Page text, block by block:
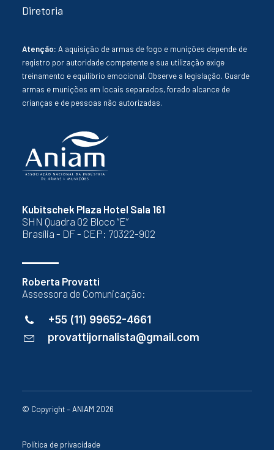
Kubitschek Plaza Hotel Sala 161
SHN Quadra 02 Bloco “E”
Brasília - DF - CEP: 70322-902
Roberta Provatti
Assessora de Comunicação:
+55 (11) 99652-4661
provattijornalista@gmail.com
Diretoria
Atenção: A aquisição de armas de fogo e munições depende de
registro por autoridade competente e sua utilização exige
treinamento e equilíbrio emocional. Observe a legislação. Guarde
armas e munições em locais separados, forado alcance de
crianças e de pessoas não autorizadas.
© Copyright – ANIAM 2026
Política de privacidade